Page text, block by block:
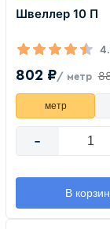
Швеллер 10 П
802 ₽/ метр
метр
-
В